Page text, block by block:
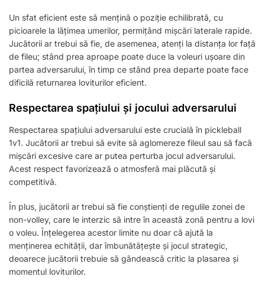
Un sfat eficient este să mențină o poziție echilibrată, cu
picioarele la lățimea umerilor, permițând mișcări laterale rapide.
Jucătorii ar trebui să fie, de asemenea, atenți la distanța lor față
de fileu; stând prea aproape poate duce la voleuri ușoare din
partea adversarului, în timp ce stând prea departe poate face
dificilă returnarea loviturilor eficient.
Respectarea spațiului și jocului adversarului
Respectarea spațiului adversarului este crucială în pickleball
1v1. Jucătorii ar trebui să evite să aglomereze fileul sau să facă
mișcări excesive care ar putea perturba jocul adversarului.
Acest respect favorizează o atmosferă mai plăcută și
competitivă.
În plus, jucătorii ar trebui să fie conștienți de regulile zonei de
non-volley, care le interzic să intre în această zonă pentru a lovi
o voleu. Înțelegerea acestor limite nu doar că ajută la
menținerea echității, dar îmbunătățește și jocul strategic,
deoarece jucătorii trebuie să gândească critic la plasarea și
momentul loviturilor.